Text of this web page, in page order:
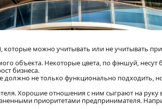
, которые можно учитывать или не учитывать
объекта. Некоторые цвета, по фэншуй,
бизнеса.
не только функционально подходить,
Хорошие отношения с ним сыграют на руку
приоритетами предпринимателя.